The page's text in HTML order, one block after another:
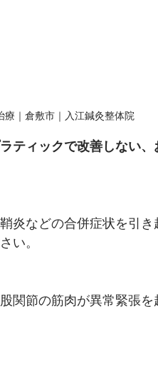
療｜倉敷市｜入江鍼灸整体院
ティックで改善しない
炎などの合併症状を引き
い。
関節の筋肉が異常緊張